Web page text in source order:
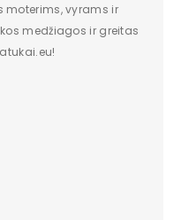
moterims, vyrams ir
medžiagos ir greitas